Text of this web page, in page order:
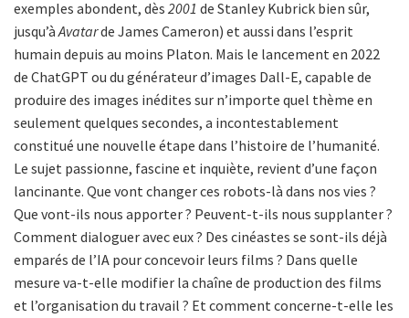
exemples abondent, dès 2001 de Stanley Kubrick bien sûr,
jusqu’àAvatarde James Cameron) et aussi dans l’esprit
humain depuis au moins Platon. Mais le lancement en 2022
de ChatGPT ou du générateur d’images Dall-E, capable de
produire des images inédites sur n’importe quel thème en
seulement quelques secondes, a incontestablement
constitué une nouvelle étape dans l’histoire de l’humanité.
Le sujet passionne, fascine et inquiète, revient d’une façon
lancinante. Que vont changer ces robots-là dans nos vies ?
Que vont-ils nous apporter ? Peuvent-t-ils nous supplanter ?
Comment dialoguer avec eux ? Des cinéastes se sont-ils déjà
emparés de l’IA pour concevoir leurs films ? Dans quelle
mesure va-t-elle modifier la chaîne de production des films
et l’organisation du travail ? Et comment concerne-t-elle les